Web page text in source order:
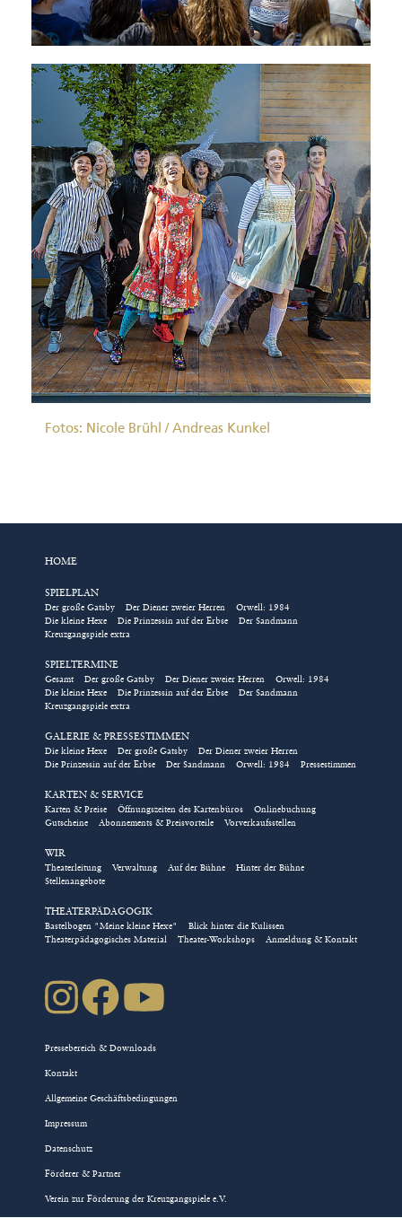
Fotos: Nicole Brühl / Andreas Kunkel
HOME
SPIELPLAN
Der große Gatsby Der Diener zweier Herren
Orwell: 1984
Die kleine Hexe
Die Prinzessin auf der Erbse
Der Sandmann
Kreuzgangspiele extra
SPIELTERMINE
Gesamt Der große Gatsby Der Diener zweier Herren
Orwell: 1984
Die kleine Hexe
Die Prinzessin auf der Erbse
Der Sandmann
Kreuzgangspiele extra
GALERIE & PRESSESTIMMEN
Die kleine Hexe Der große Gatsby
Der Diener zweier Herren
Die Prinzessin auf der Erbse
Der Sandmann Orwell: 1984 Pressestimmen
KARTEN & SERVICE
Karten & Preise Öffnungszeiten des Kartenbüros
Onlinebuchung
Gutscheine
Abonnements & Preisvorteile Vorverkaufsstellen
WIR
Theaterleitung Verwaltung Auf der Bühne
Hinter der Bühne
Stellenangebote
THEATERPÄDAGOGIK
Bastelbogen "Meine kleine Hexe"
Blick hinter die Kulissen
Theaterpädagogisches Material
Theater-Workshops Anmeldung & Kontakt
Pressebereich & Downloads
Kontakt
Allgemeine Geschäftsbedingungen
Impressum
Datenschutz
Förderer & Partner
Verein zur Förderung der Kreuzgangspiele e.V.